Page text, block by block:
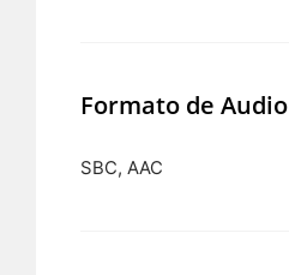
Formato de Audio
SBC, AAC